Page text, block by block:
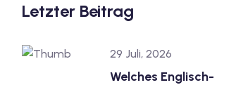
Letzter Beitrag
29 Juli, 2026
Welches Englisch-